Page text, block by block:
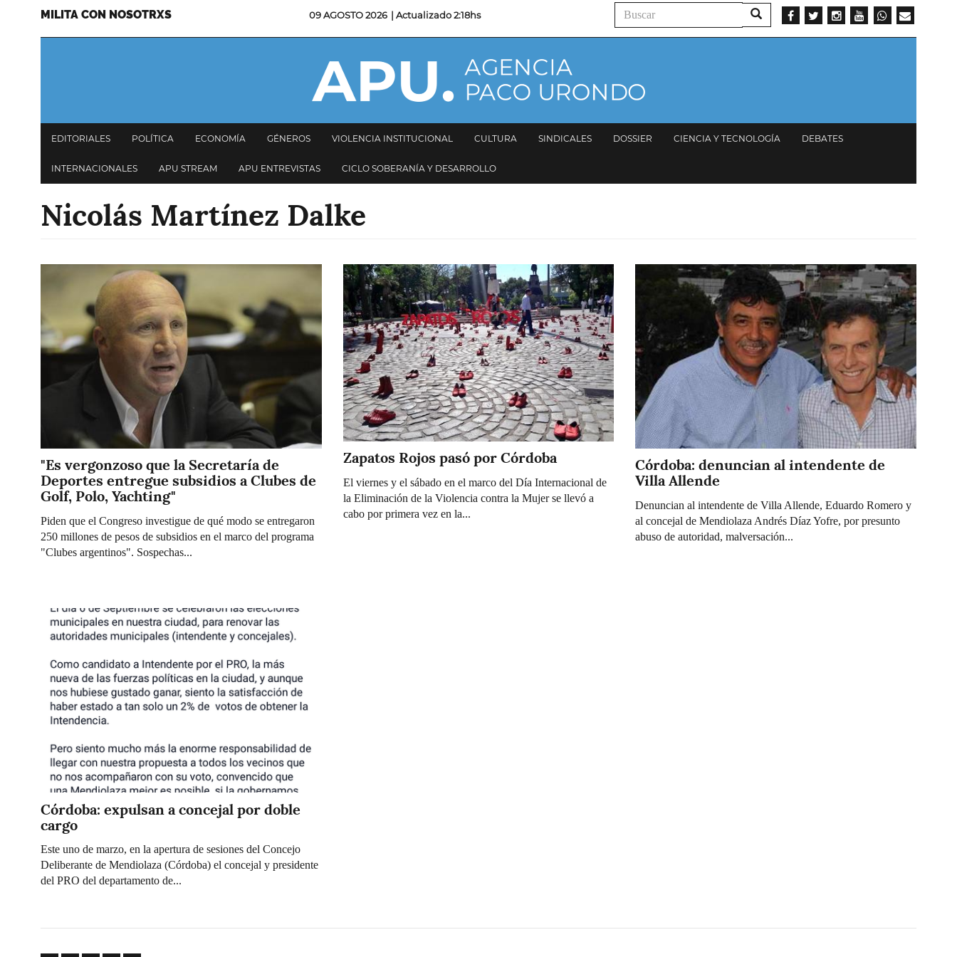
Menu
MILITA CON NOSOTRXS 09 AGOSTO 2026 | Actualizado2:18hs Buscar Buscar
Navegación
principal
EDITORIALES POLÍTICA ECONOMÍA GÉNEROS VIOLENCIA INSTITUCIONAL CULTURA SINDICALES DOSSIER CIENCIA Y TECNOLOGÍA DEBATES
INTERNACIONALES APU STREAM APU ENTREVISTAS CICLO SOBERANÍA Y DESARROLLO
Nicolás Martínez Dalke
"Es vergonzoso que la Secretaría de
Deportes entregue subsidios a Clubes de
Golf, Polo, Yachting"
Piden que el Congreso investigue de qué modo se entregaron
250 millones de pesos de subsidios en el marco del programa
"Clubes argentinos". Sospechas...
Imagen
Zapatos Rojos pasó por Córdoba
El viernes y el sábado en el marco del Día Internacional de
la Eliminación de la Violencia contra la Mujer se llevó a
cabo por primera vez en la...
Córdoba: denuncian al intendente de
Villa Allende
Denuncian al intendente de Villa Allende, Eduardo Romero y
al concejal de Mendiolaza Andrés Díaz Yofre, por presunto
abuso de autoridad, malversación...
Imagen
Córdoba: expulsan a concejal por doble
cargo
Este uno de marzo, en la apertura de sesiones del Concejo
Deliberante de Mendiolaza (Córdoba) el concejal y presidente
del PRO del departamento de...